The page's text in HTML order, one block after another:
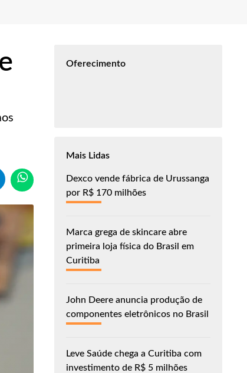
Oferecimento
Mais Lidas
Dexco vende fábrica de Urussanga
por R$ 170 milhões
Marca grega de skincare abre
primeira loja física do Brasil em
Curitiba
John Deere anuncia produção de
componentes eletrônicos no Brasil
Leve Saúde chega a Curitiba com
investimento de R$ 5 milhões